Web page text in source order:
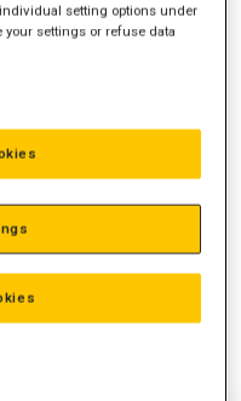
setting options under
settings or refuse data